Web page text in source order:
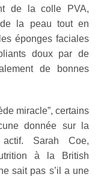
de la colle PVA,
la peau tout en
éponges faciales
doux par de
de bonnes
miracle”, certains
donnée sur la
Sarah Coe,
à la British
sait pas s’il a une